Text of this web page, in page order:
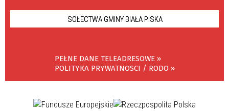
SOŁECTWA GMINY BIAŁA PISKA
PEŁNE DANE TELEADRESOWE »
POLITYKA PRYWATNOSCI / RODO »